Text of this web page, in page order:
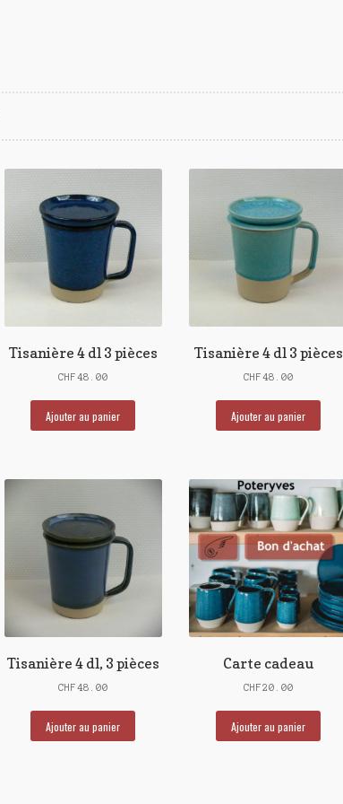
Tisanière 4 dl 3 pièces
CHF48.00
Ajouter au panier
Tisanière 4 dl 3 pièces
CHF48.00
Ajouter au panier
Tisanière 4 dl, 3 pièces
CHF48.00
Ajouter au panier
Carte cadeau
CHF20.00
Ajouter au panier